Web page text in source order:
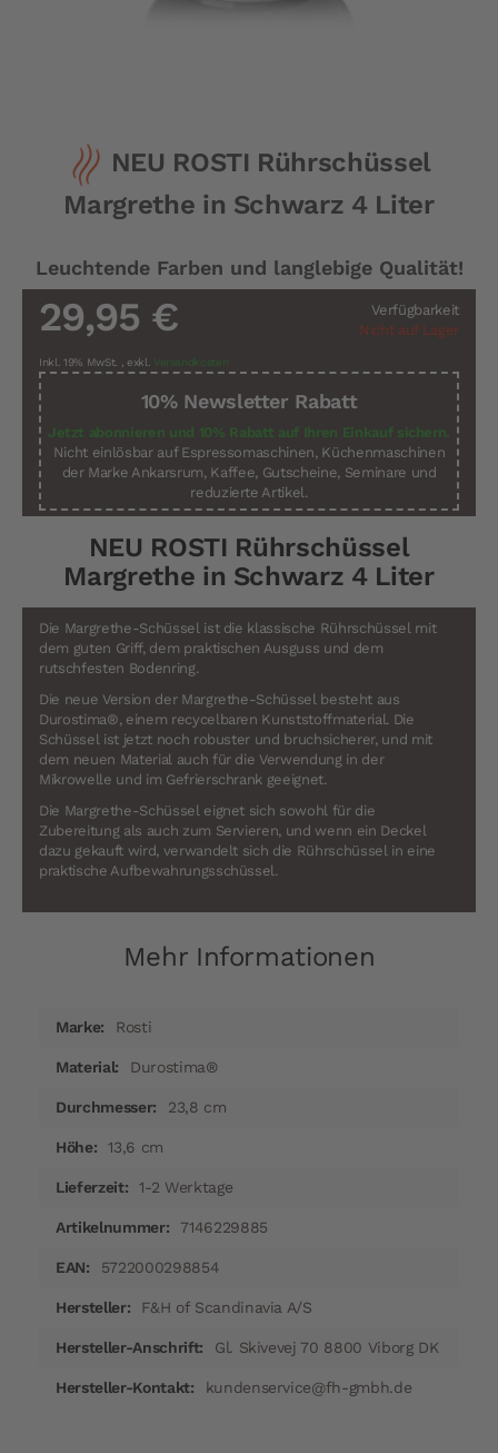
Bildergalerie
NEU ROSTI Rührschüssel
Margrethe in Schwarz 4 Liter
Leuchtende Farben und langlebige Qualität!
Verfügbarkeit
Nicht auf Lager
29,95 €
Inkl. 19% MwSt. , exkl. Versandkosten
10% Newsletter Rabatt
Jetzt abonnieren und 10% Rabatt auf Ihren Einkauf sichern.
Nicht einlösbar auf Espressomaschinen, Küchenmaschinen
der Marke Ankarsrum, Kaffee, Gutscheine, Seminare und
reduzierte Artikel.
NEU ROSTI Rührschüssel
Margrethe in Schwarz 4 Liter
Die Margrethe-Schüssel ist die klassische Rührschüssel mit
dem guten Griff, dem praktischen Ausguss und dem
rutschfesten Bodenring.
Die neue Version der Margrethe-Schüssel besteht aus
Durostima®, einem recycelbaren Kunststoffmaterial. Die
Schüssel ist jetzt noch robuster und bruchsicherer, und mit
dem neuen Material auch für die Verwendung in der
Mikrowelle und im Gefrierschrank geeignet.
Die Margrethe-Schüssel eignet sich sowohl für die
Zubereitung als auch zum Servieren, und wenn ein Deckel
dazu gekauft wird, verwandelt sich die Rührschüssel in eine
praktische Aufbewahrungsschüssel.
Mehr Informationen
InformationenRosti
Durostima®
23,8 cm
13,6 cm
1-2 Werktage
7146229885
5722000298854
F&H of Scandinavia A/S
Gl. Skivevej 70 8800 Viborg DK
kundenservice@fh-gmbh.de